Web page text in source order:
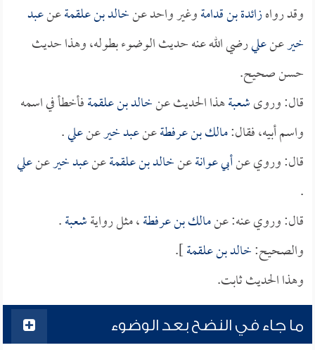
وقد رواهزائدة بن قدامةوغير واحد عنخالد بن علقمةعنعبد
خيرعنعليرضي الله عنه حديث الوضوء بطوله، وهذا حديث
حسن صحيح.
قال: وروىشعبةهذا الحديث عنخالد بن علقمةفأخطأ في اسمه
واسم أبيه، فقال:مالك بن عرفطةعنعبد خيرعنعلي.
قال: وروي عنأبي عوانةعنخالد بن علقمةعنعبد خيرعنعلي
.
قال: وروي عنه: عنمالك بن عرفطة، مثل روايةشعبة.
والصحيح:خالد بن علقمة].
وهذا الحديث ثابت.
ما جاء في النضح بعد الوضوء